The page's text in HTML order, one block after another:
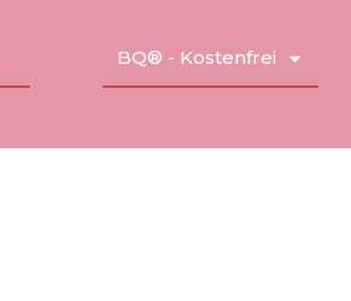
BQ® - Kostenfrei